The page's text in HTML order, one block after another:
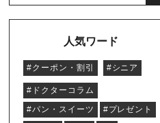
人気ワード
#クーポン・割引 #シニア
#ドクターコラム
#パン・スイーツ
#プレゼント